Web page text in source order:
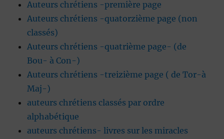
Auteurs chrétiens -première page
Auteurs chrétiens -quatorzième page (non
classés)
Auteurs chrétiens -quatrième page- (de
Bou- à Con-)
Auteurs chrétiens -treizième page ( de Tor-à
Maj-)
auteurs chrétiens classés par ordre
alphabétique
auteurs chrétiens- livres sur les miracles